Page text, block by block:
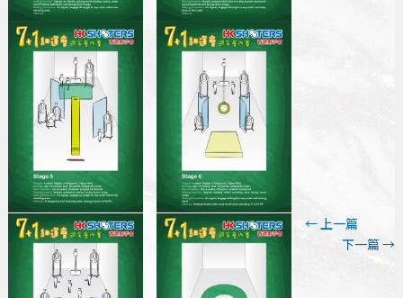
← 上一篇
下一篇→